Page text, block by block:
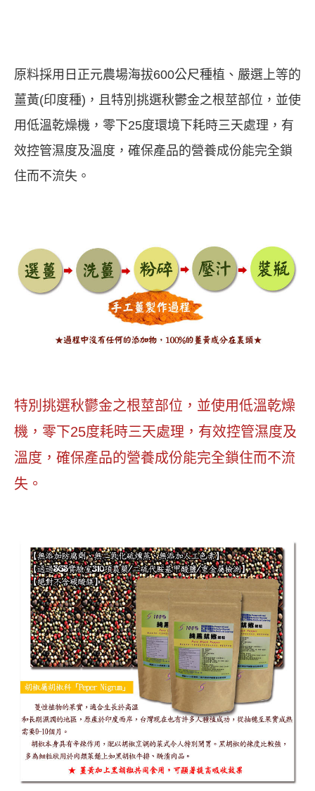
原料採用日正元農場海拔600公尺種植、嚴選上等的
薑黃(印度種)，且特別挑選秋鬱金之根莖部位，並使
用低溫乾燥機，零下25度環境下耗時三天處理，有
效控管濕度及溫度，確保產品的營養成份能完全鎖
住而不流失。
特別挑選秋鬱金之根莖部位，並使用低溫乾燥
機，零下25度耗時三天處理，有效控管濕度及
溫度，確保產品的營養成份能完全鎖住而不流
失。